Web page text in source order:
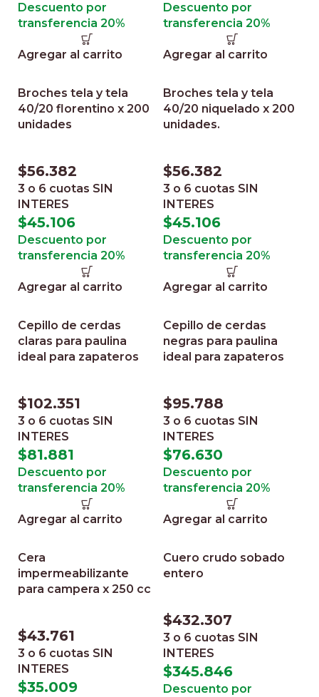
Descuento por
transferencia 20%
Agregar al carrito
Descuento por
transferencia 20%
Agregar al carrito
Broches tela y tela
40/20 florentino x 200
unidades
$56.382
3 o 6 cuotas SIN
INTERES
$45.106
Descuento por
transferencia 20%
Agregar al carrito
Broches tela y tela
40/20 niquelado x 200
unidades.
$56.382
3 o 6 cuotas SIN
INTERES
$45.106
Descuento por
transferencia 20%
Agregar al carrito
Cepillo de cerdas
claras para paulina
ideal para zapateros
$102.351
3 o 6 cuotas SIN
INTERES
$81.881
Descuento por
transferencia 20%
Agregar al carrito
Cepillo de cerdas
negras para paulina
ideal para zapateros
$95.788
3 o 6 cuotas SIN
INTERES
$76.630
Descuento por
transferencia 20%
Agregar al carrito
Cera
impermeabilizante
para campera x 250 cc
$43.761
3 o 6 cuotas SIN
INTERES
$35.009
Cuero crudo sobado
entero
$432.307
3 o 6 cuotas SIN
INTERES
$345.846
Descuento por